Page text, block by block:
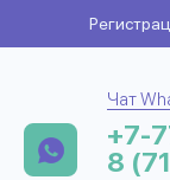
Чат
+7-
8